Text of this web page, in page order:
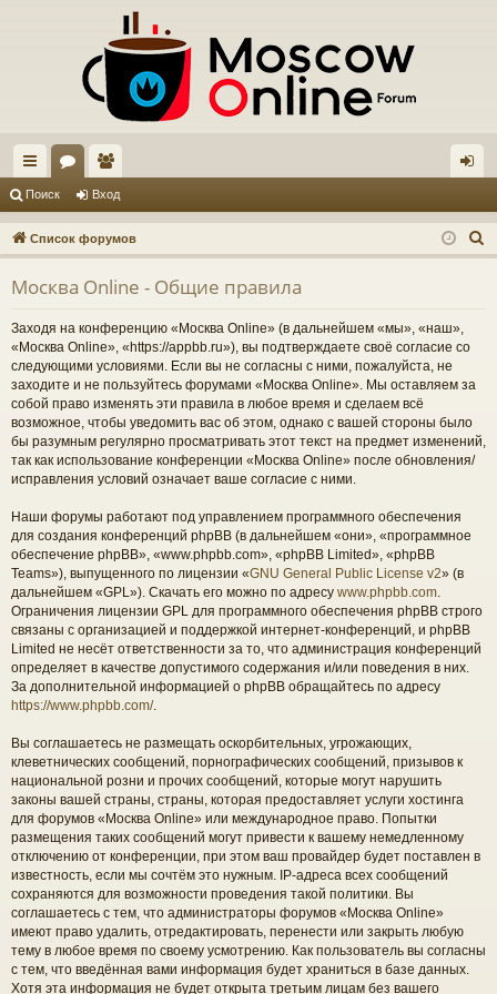
с
ы
лк
и
ум
ы
ол
ьз
ов
ат
ел
и
д
Поиск Вход
Список форумов
о
Москва Online - Общие правила
Заходя на конференцию «Москва Online» (в дальнейшем «мы», «наш»,
«Москва Online», «https://appbb.ru»), вы подтверждаете своё согласие со
следующими условиями. Если вы не согласны с ними, пожалуйста, не
заходите и не пользуйтесь форумами «Москва Online». Мы оставляем за
собой право изменять эти правила в любое время и сделаем всё
возможное, чтобы уведомить вас об этом, однако с вашей стороны было
бы разумным регулярно просматривать этот текст на предмет изменений,
так как использование конференции «Москва Online» после обновления/
исправления условий означает ваше согласие с ними.
Наши форумы работают под управлением программного обеспечения
для создания конференций phpBB (в дальнейшем «они», «программное
обеспечение phpBB», «www.phpbb.com», «phpBB Limited», «phpBB
Teams»), выпущенного по лицензии «GNU General Public License v2» (в
дальнейшем «GPL»). Скачать его можно по адресу www.phpbb.com
Ограничения лицензии GPL для программного обеспечения phpBB строго
связаны с организацией и поддержкой интернет-конференций, и phpBB
Limited не несёт ответственности за то, что администрация конференций
определяет в качестве допустимого содержания и/или поведения в них.
За дополнительной информацией о phpBB обращайтесь по адресу
https://www.phpbb.com/.
Вы соглашаетесь не размещать оскорбительных, угрожающих,
клеветнических сообщений, порнографических сообщений, призывов к
национальной розни и прочих сообщений, которые могут нарушить
законы вашей страны, страны, которая предоставляет услуги хостинга
для форумов «Москва Online» или международное право. Попытки
размещения таких сообщений могут привести к вашему немедленному
отключению от конференции, при этом ваш провайдер будет поставлен в
известность, если мы сочтём это нужным. IP-адреса всех сообщений
сохраняются для возможности проведения такой политики. Вы
соглашаетесь с тем, что администраторы форумов «Москва Online»
имеют право удалить, отредактировать, перенести или закрыть любую
тему в любое время по своему усмотрению. Как пользователь вы согласны
с тем, что введённая вами информация будет храниться в базе данных.
Хотя эта информация не будет открыта третьим лицам без вашего